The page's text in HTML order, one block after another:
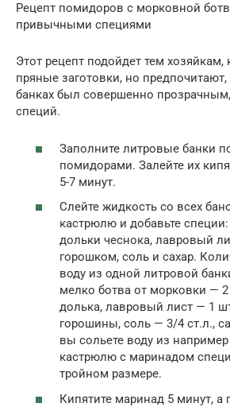
Рецепт помидоров с морковной
привычными специями
Этот рецепт подойдет тем
пряные заготовки, но
банках был совершенно
специй.
Заполните литровые банки
помидорами. Залейте их
5-7 минут.
Слейте жидкость со всех
кастрюлю и добавьте
дольки чеснока, лавровый
горошком, соль и сахар.
воду из одной литровой
мелко ботва от морковки — 2
долька, лавровый лист — 1
горошины, соль — 3/4 ст.л.,
вы сольете воду из например
кастрюлю с маринадом
тройном размере.
Кипятите маринад 5 минут, а